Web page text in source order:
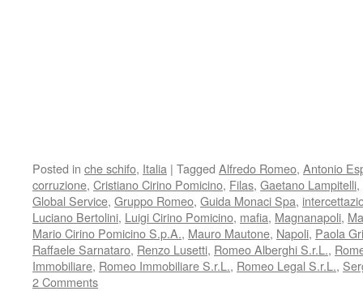
Posted in che schifo, Italia | Tagged Alfredo Romeo, Antonio
corruzione, Cristiano Cirino Pomicino, Filas, Gaetano Lampitelli,
Global Service, Gruppo Romeo, Guida Monaci Spa,
Luciano Bertolini, Luigi Cirino Pomicino, mafia, Magnanapoli,
Mario Cirino Pomicino S.p.A., Mauro Mautone, Napoli, Paola
Raffaele Sarnataro, Renzo Lusetti, Romeo Alberghi S.r.L.,
Immobiliare, Romeo Immobiliare S.r.L., Romeo Legal S.r.L.,
2 Comments